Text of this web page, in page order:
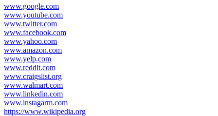
www.google.com
www.youtube.com
www.twitter.com
www.facebook.com
www.yahoo.com
www.amazon.com
www.yelp.com
www.reddit.com
www.craigslist.org
www.walmart.com
www.linkedin.com
www.instagarm.com
https://www.wikipedia.org